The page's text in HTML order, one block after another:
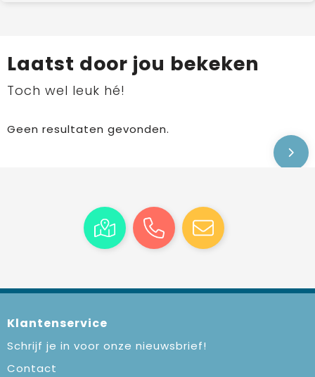
Laatst door jou bekeken
Toch wel leuk hé!
Geen resultaten gevonden.
Klantenservice
Schrijf je in voor onze nieuwsbrief!
Contact